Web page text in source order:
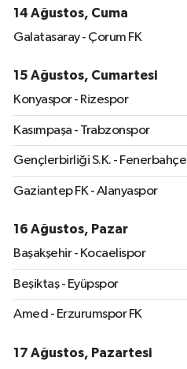
14 Ağustos, Cuma
Galatasaray - Çorum FK
15 Ağustos, Cumartesi
Konyaspor - Rizespor
Kasımpaşa - Trabzonspor
Gençlerbirliği S.K. - Fenerbahçe
Gaziantep FK - Alanyaspor
16 Ağustos, Pazar
Başakşehir - Kocaelispor
Beşiktaş - Eyüpspor
Amed - Erzurumspor FK
17 Ağustos, Pazartesi